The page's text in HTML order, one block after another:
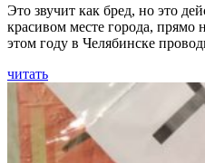
Это звучит как бред, но это
красивом месте города, прямо
этом году в Челябинске
читать